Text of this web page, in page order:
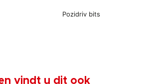
Pozidriv bits
vindt u dit ook